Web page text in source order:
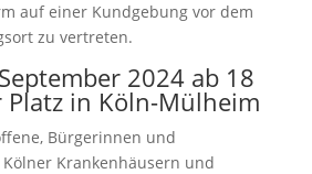
auf einer Kundgebung vor dem
zu vertreten.
2024 ab 18
Platz in Köln-Mülheim
Bürgerinnen und
Krankenhäusern und